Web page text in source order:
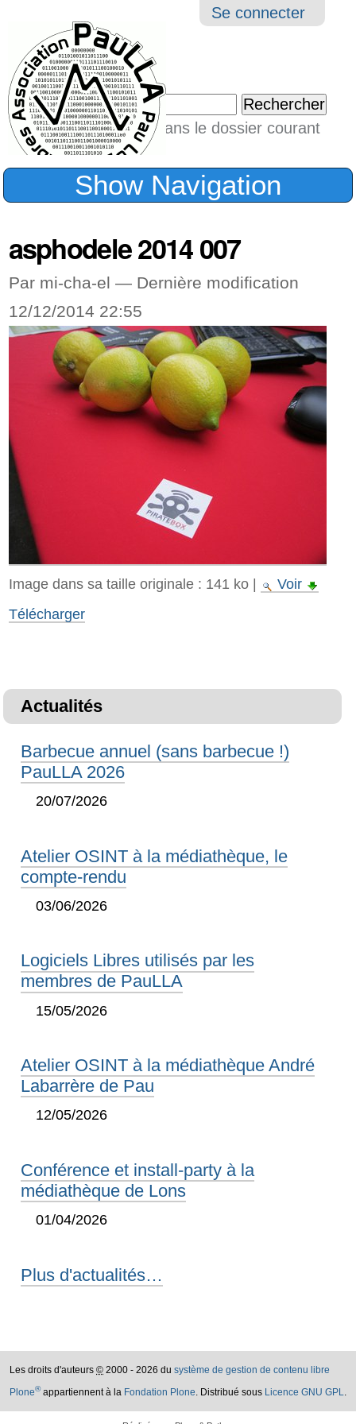
Outils
Se connecter
Chercher par
Seulement dans le dossier courant
Recherche
Show Navigation
asphodele 2014 007
Par mi-cha-el — Dernière modification
12/12/2014 22:55
Image dans sa taille originale : 141 ko|
Voir
Télécharger
Actualités
Barbecue annuel (sans barbecue !)
PauLLA 2026
20/07/2026
Atelier OSINT à la médiathèque, le
compte-rendu
03/06/2026
Logiciels Libres utilisés par les
membres de PauLLA
15/05/2026
Atelier OSINT à la médiathèque André
Labarrère de Pau
12/05/2026
Conférence et install-party à la
médiathèque de Lons
01/04/2026
Plus d'actualités…
Les droits d'auteurs © 2000 - 2026 du système de gestion de contenu libre
Plone®appartiennent à la Fondation Plone. Distribué sous Licence GNU GPL.